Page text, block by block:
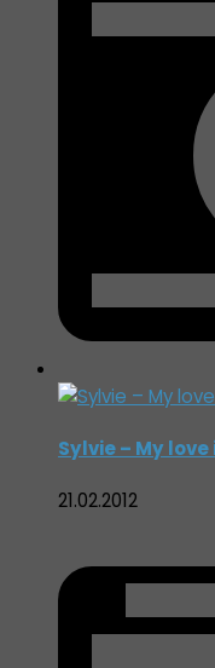
Sylvie – My
21.02.2012